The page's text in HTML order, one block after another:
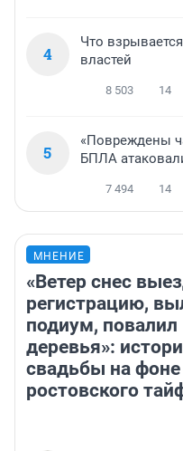
4
Что
властей
8 503 14
5
«Повреждены
БПЛА
7 494 14
МНЕНИЕ
«Ветер снес
регистрацию,
подиум, повалил
деревья»:
свадьбы на фоне
ростовского